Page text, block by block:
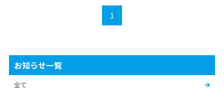
1
お知らせ一覧
全て